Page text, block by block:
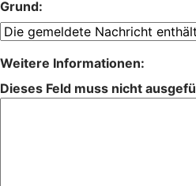
Grund:
Weitere Informationen:
Dieses Feld muss nicht